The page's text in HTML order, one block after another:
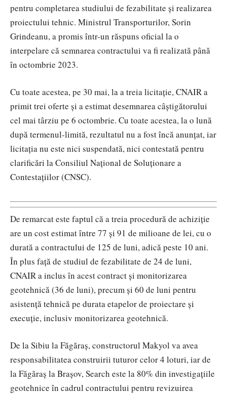
pentru completarea studiului de fezabilitate și realizarea
proiectului tehnic. Ministrul Transporturilor, Sorin
Grindeanu, a promis într-un răspuns oficial la o
interpelare că semnarea contractului va fi realizată până
în octombrie 2023.
Cu toate acestea, pe 30 mai, la a treia licitație, CNAIR a
primit trei oferte și a estimat desemnarea câștigătorului
cel mai târziu pe 6 octombrie. Cu toate acestea, la o lună
după termenul-limită, rezultatul nu a fost încă anunțat, iar
licitația nu este nici suspendată, nici contestată pentru
clarificări la Consiliul Național de Soluționare a
Contestațiilor (CNSC).
De remarcat este faptul că a treia procedură de achiziție
are un cost estimat între 77 și 91 de milioane de lei, cu o
durată a contractului de 125 de luni, adică peste 10 ani.
În plus față de studiul de fezabilitate de 24 de luni,
CNAIR a inclus în acest contract și monitorizarea
geotehnică (36 de luni), precum și 60 de luni pentru
asistență tehnică pe durata etapelor de proiectare și
execuție, inclusiv monitorizarea geotehnică.
De la Sibiu la Făgăraș, constructorul Makyol va avea
responsabilitatea construirii tuturor celor 4 loturi, iar de
la Făgăraș la Brașov, Search este la 80% din investigațiile
geotehnice în cadrul contractului pentru revizuirea